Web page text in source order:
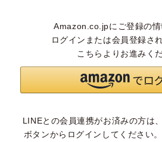
Amazon.co.jpにご登録の
ログインまたは会員登録さ
こちらよりお進みく
LINEとの会員連携がお済みの方は
ボタンからログインしてください。